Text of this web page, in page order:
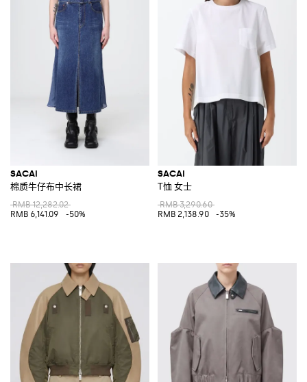
SACAI
棉质牛仔布中长裙
RMB 12,282.02
RMB 6,141.09
-50%
SACAI
T恤 女士
RMB 3,290.60
RMB 2,138.90
-35%